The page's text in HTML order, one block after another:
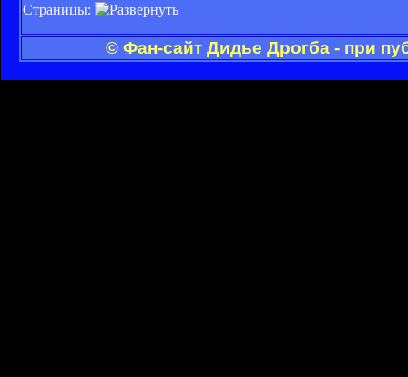
Страницы:
© Фан-сайт Дидье Дрогба - при